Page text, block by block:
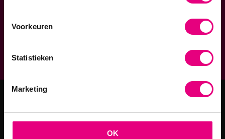
Voorkeuren
Statistieken
Marketing
OK
Masteropleidingen
Master Strategy & Leadership (MSc)